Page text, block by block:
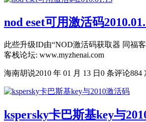
nod eset可用激活码
此些升级ID由“NOD激活码获取器 同福
客栈论坛: www.myzhenai.com
海南胡说2010 年 01 月 13 日 0 条评论884
kspersky卡巴斯基key与